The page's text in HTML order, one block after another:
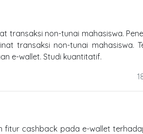
transaksi non-tunai mahasiswa.
transaksi non-tunai mahasiswa.
e-wallet. Studi kuantitatif.
fitur cashback pada e-wallet